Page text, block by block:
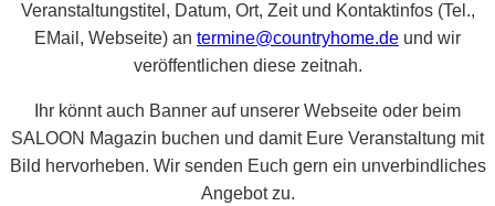
Veranstaltungstitel, Datum, Ort, Zeit und Kontaktinfos (Tel.,
EMail, Webseite) an termine@countryhome.de und wir
veröffentlichen diese zeitnah.
Ihr könnt auch Banner auf unserer Webseite oder beim
SALOON Magazin buchen und damit Eure Veranstaltung mit
Bild hervorheben. Wir senden Euch gern ein unverbindliches
Angebot zu.